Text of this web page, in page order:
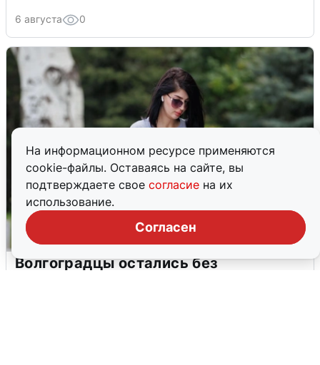
На информационном ресурсе применяются
cookie-файлы. Оставаясь на сайте, вы
подтверждаете свое согласие на их
использование.
Согласен
6 августа 0
Волгоградцы остались без